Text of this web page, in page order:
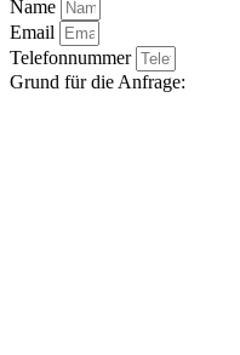
Name
Email
Telefonnummer
Grund für die Anfrage: